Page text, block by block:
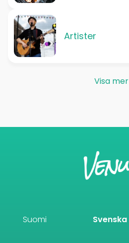
Artister
Visa mer
Suomi Svenska